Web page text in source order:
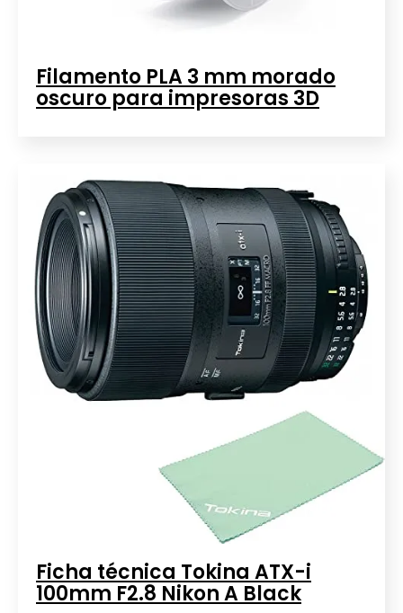
Filamento PLA 3 mm morado
oscuro para impresoras 3D
Ficha técnica Tokina ATX-i
100mm F2.8 Nikon A Black